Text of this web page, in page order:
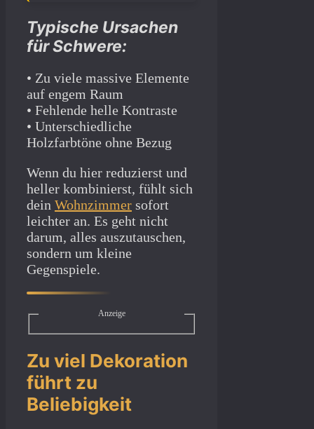
Typische Ursachen
für Schwere:
• Zu viele massive Elemente
auf engem Raum
• Fehlende helle Kontraste
• Unterschiedliche
Holzfarbtöne ohne Bezug
Wenn du hier reduzierst und
heller kombinierst, fühlt sich
dein Wohnzimmer sofort
leichter an. Es geht nicht
darum, alles auszutauschen,
sondern um kleine
Gegenspiele.
Anzeige
Zu viel Dekoration
führt zu
Beliebigkeit